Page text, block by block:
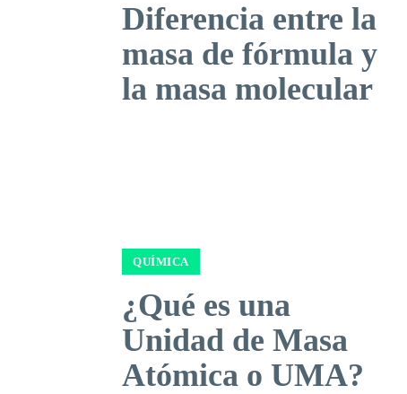
Diferencia entre la
masa de fórmula y
la masa molecular
QUÍMICA
¿Qué es una
Unidad de Masa
Atómica o UMA?